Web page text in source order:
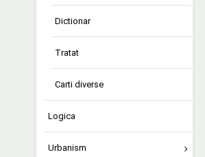
Dictionar
Tratat
Carti diverse
Logica
Urbanism